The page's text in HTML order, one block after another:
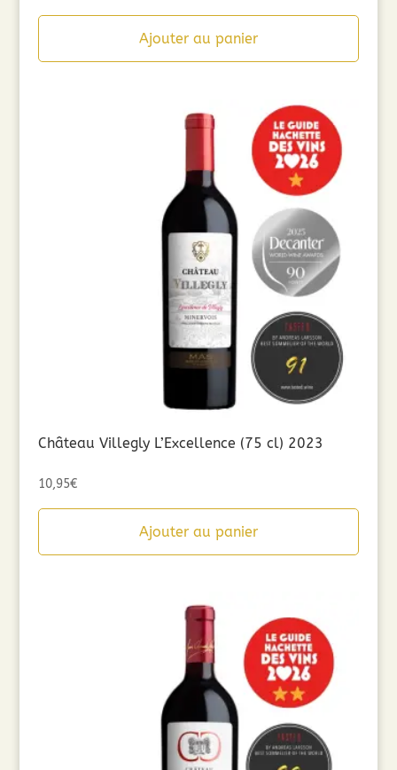
Ajouter au panier
Château Villegly L’Excellence (75 cl) 2023
10,95€
Ajouter au panier